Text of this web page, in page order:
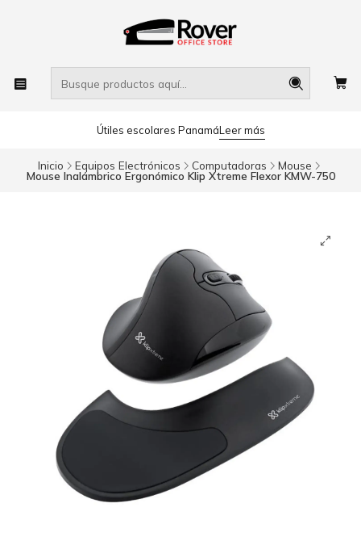
Útiles escolares PanamáLeer más
Inicio Equipos Electrónicos Computadoras Mouse
Mouse Inalámbrico Ergonómico Klip Xtreme Flexor KMW-750